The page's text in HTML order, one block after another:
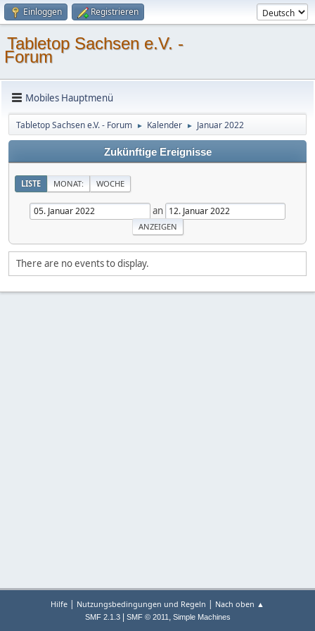
Einloggen Registrieren
Tabletop Sachsen e.V. -
Forum
Mobiles Hauptmenü
Tabletop Sachsen e.V. - Forum ► Kalender ► Januar 2022
Zukünftige Ereignisse
LISTE MONAT: WOCHE
an
There are no events to display.
Hilfe | Nutzungsbedingungen und Regeln | Nach oben ▲
SMF 2.1.3| SMF © 2011, Simple Machines